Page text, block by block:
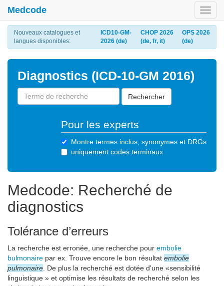
Medcode
Nouveaux catalogues et
langues disponibles:
ICD10-GM-
2026 (de)
CHOP 2026
(de, fr, it)
OPS 2026
(de)
Diagnostics (ICD-10-GM 2016)
Rechercher
Pour les experts
Montre termes inclus, synonymes et DRGs
uniquement codes terminaux
Medcode: Recherché de
diagnostics
Tolérance d’erreurs
La recherche est erronée, une recherche pour embolie
bulmonaire par ex. Trouve encore le bon résultat embolie
pulmonaire . De plus la recherché est dotée d'une «sensibilité
linguistique » et optimise les résultats de recherché selon les